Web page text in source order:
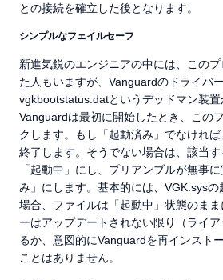
との接続を確立した後となります。
シンプルなフェイルセーフ
新進気鋭のエンジニアの中には、この
た人もいますが、Vanguardのドライバ
vgkbootstatus.datというデッドマン装置
Vanguardは最初に開始したとき、この
クします。もし「起動済み」でなけれ
終了します。そうでない場合は、該当
「起動中」にし、プリアンブルが無事
み」にします。基本的には、VGK.sys
場合、ファイルは「起動中」状態のま
ーはアップデートされない限り（ライ
るか、意図的にVanguardを再インスト
ことはありません。